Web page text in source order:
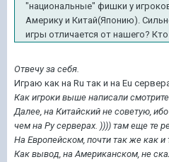
"национальные" фишки у
Америку и Китай(Японию).
игры отличается от нашего?
Отвечу за себя.
Играю как на Ru так и на Eu
Как игроки выше написали смотрите
Далее, на Китайский не советую,
чем на Ру серверах. )))) там еще те
На Европейском, почти так же как и
Как вывод, на Американском, не